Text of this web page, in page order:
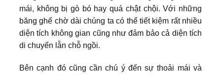
mái, không bị gò bó hay quá chật chội. Với những
băng ghế chờ dài chúng ta có thể tiết kiệm rất nhiều
diện tích không gian cũng như đảm bảo cả diện tích
di chuyển lẫn chỗ ngồi.
Bên cạnh đó cũng cần chú ý đến sự thoải mái và